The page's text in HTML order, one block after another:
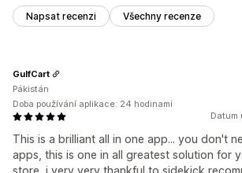
Napsat recenzi Všechny recenze
Datum
This is a brilliant all in one app... you don't
apps, this is one in all greatest solution for
GulfCart
Pákistán
Doba používání aplikace: 24 hodinami